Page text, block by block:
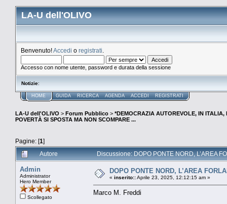
LA-U dell'OLIVO
Benvenuto!Accedi o registrati
Accesso con nome utente, password e durata della sessione
Notizie:
HOME GUIDA RICERCA AGENDA ACCEDI REGISTRATI
LA-U dell'OLIVO > Forum Pubblico > *DEMOCRAZIA AUTOREVOLE, IN ITALIA,
POVERTÀ SI SPOSTA MA NON SCOMPARE ...
Pagine: [1]
Autore
Discussione: DOPO PONTE NORD, L’AREA
Admin
Administrator
Hero Member
Scollegato
DOPO PONTE NORD, L’AREA
« inserito::Aprile 23, 2025, 12:12:15 am »
Marco M. Freddi